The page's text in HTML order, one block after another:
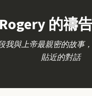
Rogery 的禱
我與上帝最親密的故事
貼近的對話